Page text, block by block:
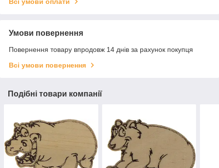
Всі умови оплати
Умови повернення
Повернення товару впродовж 14 днів за рахунок покупця
Всі умови повернення
Подібні товари компанії